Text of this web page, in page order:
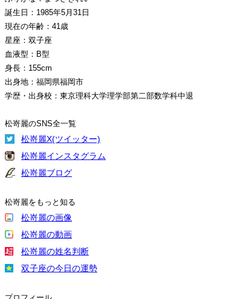
誕生日：1985年5月31日
現在の年齢：41歳
星座：双子座
血液型：B型
身長：155cm
出身地：福岡県福岡市
学歴・出身校：東京理科大学理学部第二部数学科中退
松嵜麗のSNS全一覧
松嵜麗X(ツイッター)
松嵜麗インスタグラム
松嵜麗ブログ
松嵜麗をもっと知る
松嵜麗の画像
松嵜麗の動画
松嵜麗の姓名判断
双子座の今日の運勢